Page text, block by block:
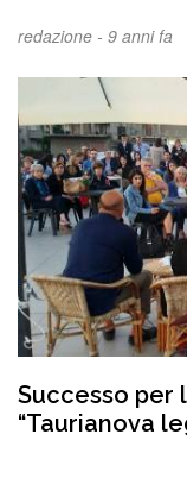
redazione - 9 anni fa
Successo per
“Taurianova